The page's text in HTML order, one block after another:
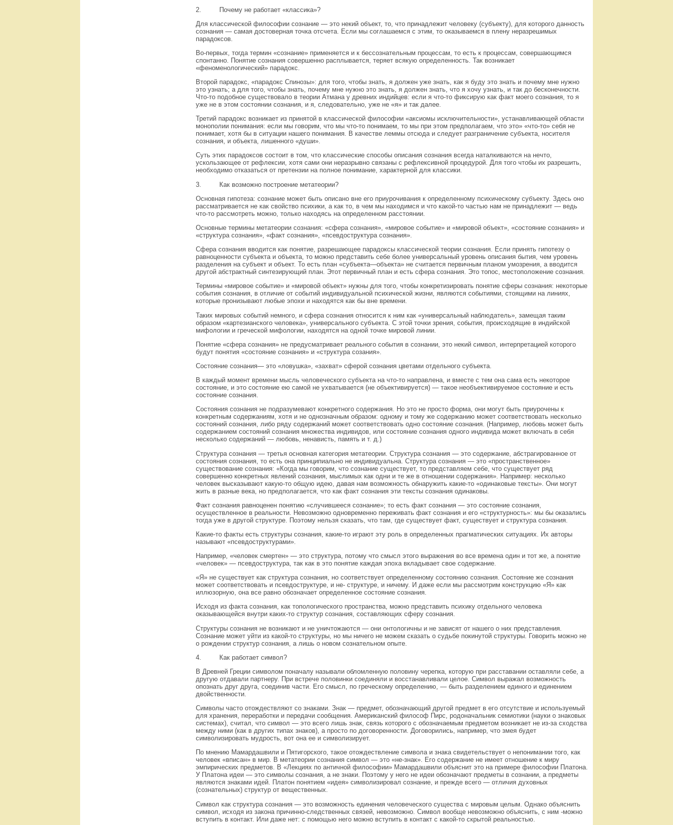
2.
Почему не работает «классика»?
Для классической философии сознание — это некий объект, то, что принадлежит человеку (субъекту), для которого данность
сознания — самая достоверная точка отсчета. Если мы соглашаемся с этим, то оказываемся в плену неразрешимых
парадоксов.
Во-первых, тогда термин «сознание» применяется и к бессознательным процессам, то есть к процессам, совершающимся
спонтанно. Понятие сознания совершенно расплывается, теряет всякую определенность. Так возникает
«феноменологический» парадокс.
Второй парадокс, «парадокс Спинозы»: для того, чтобы знать, я должен уже знать, как я буду это знать и почему мне нужно
это узнать; а для того, чтобы знать, почему мне нужно это знать, я должен знать, что я хочу узнать, и так до бесконечности.
Что-то подобное существовало в теории Атмана у древних индийцев: если я что-то фиксирую как факт моего сознания, то я
уже не в этом состоянии сознания, и я, следовательно, уже не «я» и так далее.
Третий парадокс возникает из принятой в классической философии «аксиомы исключительности», устанавливающей области
монополии понимания: если мы говорим, что мы что-то понимаем, то мы при этом предполагаем, что это» «что-то» себя не
понимает, хотя бы в ситуации нашего понимания. В качестве леммы отсюда и следует разграничение субъекта, носителя
сознания, и объекта, лишенного «души».
Суть этих парадоксов состоит в том, что классические способы описания сознания всегда наталкиваются на нечто,
ускользающее от рефлексии, хотя сами они неразрывно связаны с рефлексивной процедурой. Для того чтобы их разрешить,
необходимо отказаться от претензии на полное понимание, характерной для классики.
3.
Как возможно построение метатеории?
Основная гипотеза: сознание может быть описано вне его приурочивания к определенному психическому субъекту. Здесь оно
рассматривается не как свойство психики, а как то, в чем мы находимся и что какой-то частью нам не принадлежит — ведь
что-то рассмотреть можно, только находясь на определенном расстоянии.
Основные термины метатеории сознания: «сфера сознания», «мировое событие» и «мировой объект», «состояние сознания» и
«структура сознания», «факт сознания», «псевдоструктура сознания».
Сфера сознания вводится как понятие, разрешающее парадоксы классической теории сознания. Если принять гипотезу о
равноценности субъекта и объекта, то можно представить себе более универсальный уровень описания бытия, чем уровень
разделения на субъект и объект. То есть план «субъекта—объекта» не считается первичным планом умозрения, а вводится
другой абстрактный синтезирующий план. Этот первичный план и есть сфера сознания. Это топос, местоположение сознания.
Термины «мировое событие» и «мировой объект» нужны для того, чтобы конкретизировать понятие сферы сознания: некоторые
события сознания, в отличие от событий индивидуальной психической жизни, являются событиями, стоящими на линиях,
которые пронизывают любые эпохи и находятся как бы вне времени.
Таких мировых событий немного, и сфера сознания относится к ним как «универсальный наблюдатель», замещая таким
образом «картезианского человека», универсального субъекта. С этой точки зрения, события, происходящие в индийской
мифологии и греческой мифологии, находятся на одной точке мировой линии.
Понятие «сфера сознания» не предусматривает реального события в сознании, это некий символ, интерпретацией которого
будут понятия «состояние сознания» и «структура созания».
Состояние сознания— это «ловушка», «захват» сферой сознания цветами отдельного субъекта.
В каждый момент времени мысль человеческого субъекта на что-то направлена, и вместе с тем она сама есть некоторое
состояние, и это состояние ею самой не ухватывается (не объективируется) — такое необъективируемое состояние и есть
состояние сознания.
Состояния сознания не подразумевают конкретного содержания. Но это не просто форма, они могут быть приурочены к
конкретным содержаниям, хотя и не однозначным образом: одному и тому же содержанию может соответствовать несколько
состояний сознания, либо ряду содержаний может соответствовать одно состояние сознания. (Например, любовь может быть
содержанием состояний сознания множества индивидов, или состояние сознания одного индивида может включать в себя
несколько содержаний — любовь, ненависть, память и т. д.)
Структура сознания — третья основная категория метатеории. Структура сознания — это содержание, абстрагированное от
состояния сознания, то есть она принципиально не индивидуальна. Структура сознания — это «пространственное»
существование сознания: «Когда мы говорим, что сознание существует, то представляем себе, что существует ряд
совершенно конкретных явлений сознания, мыслимых как одни и те же в отношении содержания». Например: несколько
человек высказывают какую-то общую идею, давая нам возможность обнаружить какие-то «одинаковые тексты». Они могут
жить в разные века, но предполагается, что как факт сознания эти тексты сознания одинаковы.
Факт сознания равноценен понятию «случившееся сознание»; то есть факт сознания — это состояние сознания,
осуществленное в реальности. Невозможно одновременно переживать факт сознания и его «структурность»: мы бы оказались
тогда уже в другой структуре. Поэтому нельзя сказать, что там, где существует факт, существует и структура сознания.
Какие-то факты есть структуры сознания, какие-то играют эту роль в определенных прагматических ситуациях. Их авторы
называют «псевдоструктурами».
Например, «человек смертен» — это структура, потому что смысл этого выражения во все времена один и тот же, а понятие
«человек» — псевдоструктура, так как в это понятие каждая эпоха вкладывает свое содержание.
«Я» не существует как структура сознания, но соответствует определенному состоянию сознания. Состояние же сознания
может соответствовать и псевдоструктуре, и не- структуре, и ничему. И даже если мы рассмотрим конструкцию «Я» как
иллюзорную, она все равно обозначает определенное состояние сознания.
Исходя из факта сознания, как топологического пространства, можно представить психику отдельного человека
оказывающейся внутри каких-то структур сознания, составляющих сферу сознания.
Структуры сознания не возникают и не уничтожаются — они онтологичны и не зависят от нашего о них представления.
Сознание может уйти из какой-то структуры, но мы ничего не можем сказать о судьбе покинутой структуры. Говорить можно не
о рождении структур сознания, а лишь о новом сознательном опыте.
4.
Как работает символ?
В Древней Греции символом поначалу называли обломленную половину черепка, которую при расставании оставляли себе, а
другую отдавали партнеру. При встрече половинки соединяли и восстанавливали целое. Символ выражал возможность
опознать друг друга, соединив части. Его смысл, по греческому определению, — быть разделением единого и единением
двойственности.
Символы часто отождествляют со знаками. Знак — предмет, обозначающий другой предмет в его отсутствие и используемый
для хранения, переработки и передачи сообщения. Американский философ Пирс, родоначальник семиотики (науки о знаковых
системах), считал, что символ — это всего лишь знак, связь которого с обозначаемым предметом возникает не из-за сходства
между ними (как в других типах знаков), а просто по договоренности. Договорились, например, что змея будет
символизировать мудрость, вот она ее и символизирует.
По мнению Мамардашвили и Пятигорского, такое отождествление символа и знака свидетельствует о непонимании того, как
человек «вписан» в мир. В метатеории сознания символ — это «не-знак». Его содержание не имеет отношение к миру
эмпирических предметов. В «Лекциях по античной философии» Мамардашвили объяснит это на примере философии Платона.
У Платона идеи — это символы сознания, а не знаки. Поэтому у него не идеи обозначают предметы в сознании, а предметы
являются знаками идей. Платон понятием «идея» символизировал сознание, и прежде всего — отличия духовных
(сознательных) структур от вещественных.
Символ как структура сознания — это возможность единения человеческого существа с мировым целым. Однако объяснить
символ, исходя из закона причинно-следственных связей, невозможно. Символ вообще невозможно объяснить, с ним -можно
вступить в контакт. Или даже нет: с помощью него можно вступить в контакт с какой-то скрытой реальностью.